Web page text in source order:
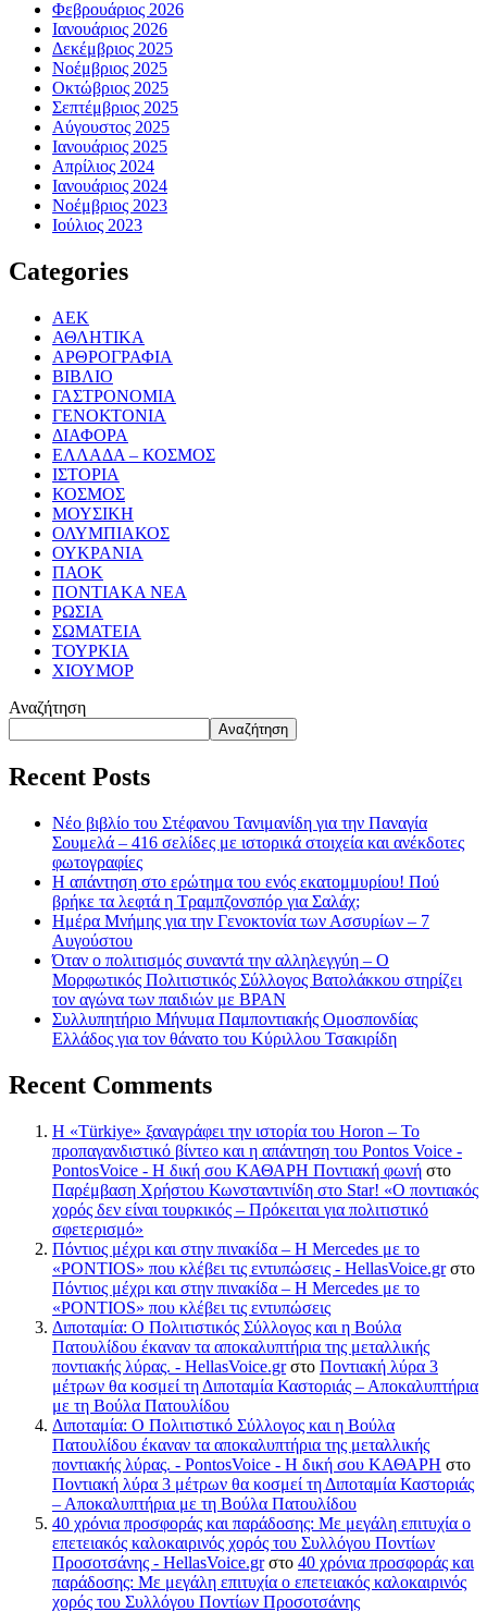
Φεβρουάριος 2026
Ιανουάριος 2026
Δεκέμβριος 2025
Νοέμβριος 2025
Οκτώβριος 2025
Σεπτέμβριος 2025
Αύγουστος 2025
Ιανουάριος 2025
Απρίλιος 2024
Ιανουάριος 2024
Νοέμβριος 2023
Ιούλιος 2023
Categories
ΑΕΚ
ΑΘΛΗΤΙΚΑ
ΑΡΘΡΟΓΡΑΦΙΑ
ΒΙΒΛΙΟ
ΓΑΣΤΡΟΝΟΜΙΑ
ΓΕΝΟΚΤΟΝΙΑ
ΔΙΑΦΟΡΑ
ΕΛΛΑΔΑ – ΚΟΣΜΟΣ
ΙΣΤΟΡΙΑ
ΚΟΣΜΟΣ
ΜΟΥΣΙΚΗ
ΟΛΥΜΠΙΑΚΟΣ
ΟΥΚΡΑΝΙΑ
ΠΑΟΚ
ΠΟΝΤΙΑΚΑ ΝΕΑ
ΡΩΣΙΑ
ΣΩΜΑΤΕΙΑ
ΤΟΥΡΚΙΑ
ΧΙΟΥΜΟΡ
Αναζήτηση
Αναζήτηση
Recent Posts
Νέο βιβλίο του Στέφανου Τανιμανίδη για την Παναγία
Σουμελά – 416 σελίδες με ιστορικά στοιχεία και ανέκδοτες
φωτογραφίες
Η απάντηση στο ερώτημα του ενός εκατομμυρίου! Πού
βρήκε τα λεφτά η Τραμπζονσπόρ για Σαλάχ;
Ημέρα Μνήμης για την Γενοκτονία των Ασσυρίων – 7
Αυγούστου
Όταν ο πολιτισμός συναντά την αλληλεγγύη – Ο
Μορφωτικός Πολιτιστικός Σύλλογος Βατολάκκου στηρίζει
τον αγώνα των παιδιών με BPAN
Συλλυπητήριο Μήνυμα Παμποντιακής Ομοσπονδίας
Ελλάδος για τον θάνατο του Κύριλλου Τσακιρίδη
Recent Comments
Η «Türkiye» ξαναγράφει την ιστορία του Horon – Το
προπαγανδιστικό βίντεο και η απάντηση του Pontos Voice -
PontosVoice - H δική σου ΚΑΘΑΡΗ Ποντιακή φωνή στο
Παρέμβαση Χρήστου Κωνσταντινίδη στο Star! «Ο ποντιακός
χορός δεν είναι τουρκικός – Πρόκειται για πολιτιστικό
σφετερισμό»
Πόντιος μέχρι και στην πινακίδα – Η Mercedes με το
«PONTIOS» που κλέβει τις εντυπώσεις - HellasVoice.grστο
Πόντιος μέχρι και στην πινακίδα – Η Mercedes με το
«PONTIOS» που κλέβει τις εντυπώσεις
Διποταμία: Ο Πολιτιστικός Σύλλογος και η Βούλα
Πατουλίδου έκαναν τα αποκαλυπτήρια της μεταλλικής
ποντιακής λύρας. - HellasVoice.grστο Ποντιακή λύρα 3
μέτρων θα κοσμεί τη Διποταμία Καστοριάς – Αποκαλυπτήρια
με τη Βούλα Πατουλίδου
Διποταμία: Ο Πολιτιστικό Σύλλογος και η Βούλα
Πατουλίδου έκαναν τα αποκαλυπτήρια της μεταλλικής
ποντιακής λύρας. - PontosVoice - H δική σου ΚΑΘΑΡΗ στο
Ποντιακή λύρα 3 μέτρων θα κοσμεί τη Διποταμία Καστοριάς
– Αποκαλυπτήρια με τη Βούλα Πατουλίδου
40 χρόνια προσφοράς και παράδοσης: Με μεγάλη επιτυχία ο
επετειακός καλοκαιρινός χορός του Συλλόγου Ποντίων
Προσοτσάνης - HellasVoice.grστο 40 χρόνια προσφοράς και
παράδοσης: Με μεγάλη επιτυχία ο επετειακός καλοκαιρινός
χορός του Συλλόγου Ποντίων Προσοτσάνης